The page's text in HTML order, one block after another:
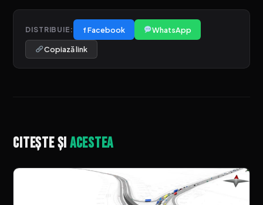
DISTRIBUIE: f Facebook WhatsApp
Copiază link
Citește șiacestea